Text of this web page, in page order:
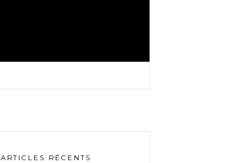
ARTICLES RÉCENTS